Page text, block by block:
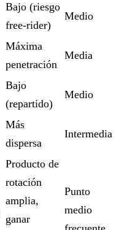
Bajo (riesgo
free-rider)
Medio
Máxima
penetración
Media
Bajo
(repartido)
Medio
Más
dispersa
Intermedia
Producto de
rotación
amplia,
ganar
Punto
medio